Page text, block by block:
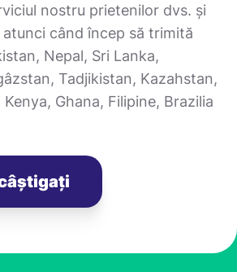
nostru prietenilor dvs. și
când încep să trimită
Nepal, Sri Lanka,
Tadjikistan, Kazahstan,
Ghana, Filipine, Brazilia